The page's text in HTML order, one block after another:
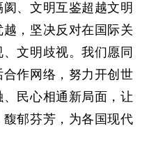
、文明互鉴超越文明
，坚决反对在国际关
文明歧视。我们愿同
作网络，努力开创世
民心相通新局面，让
郁芬芳，为各国现代